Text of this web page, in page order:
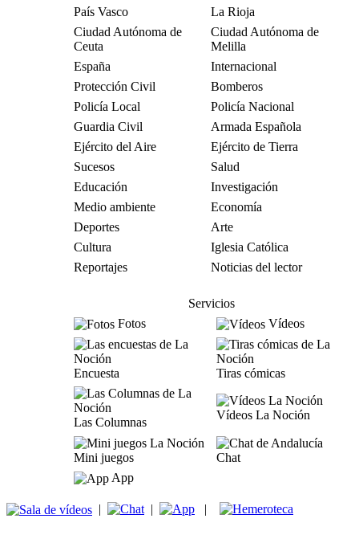
País Vasco
La Rioja
Ciudad Autónoma de
Ceuta
Ciudad Autónoma de
Melilla
España
Internacional
Protección Civil
Bomberos
Policía Local
Policía Nacional
Guardia Civil
Armada Española
Ejército del Aire
Ejército de Tierra
Sucesos
Salud
Educación
Investigación
Medio ambiente
Economía
Deportes
Arte
Cultura
Iglesia Católica
Reportajes
Noticias del lector
Servicios
Fotos
Vídeos
Encuesta Tiras cómicas
Las Columnas
Vídeos La Noción
Mini juegos
Chat
App
| | |